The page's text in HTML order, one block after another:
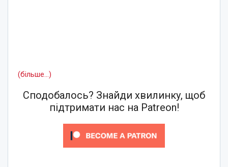
(більше…)
Сподобалось? Знайди хвилинку, щоб
підтримати нас на Patreon!